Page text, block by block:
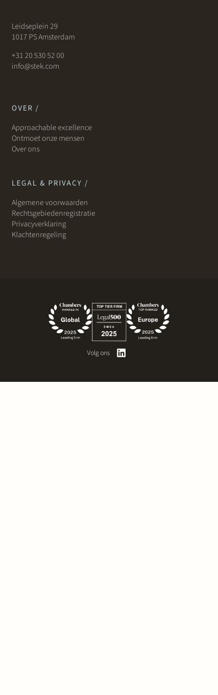
Leidseplein 29
1017 PS Amsterdam
+31 20 530 52 00
info@stek.com
OVER /
Approachable excellence
Ontmoet onze mensen
Over ons
LEGAL & PRIVACY /
Algemene voorwaarden
Rechtsgebiedenregistratie
Privacyverklaring
Klachtenregeling
Volg ons